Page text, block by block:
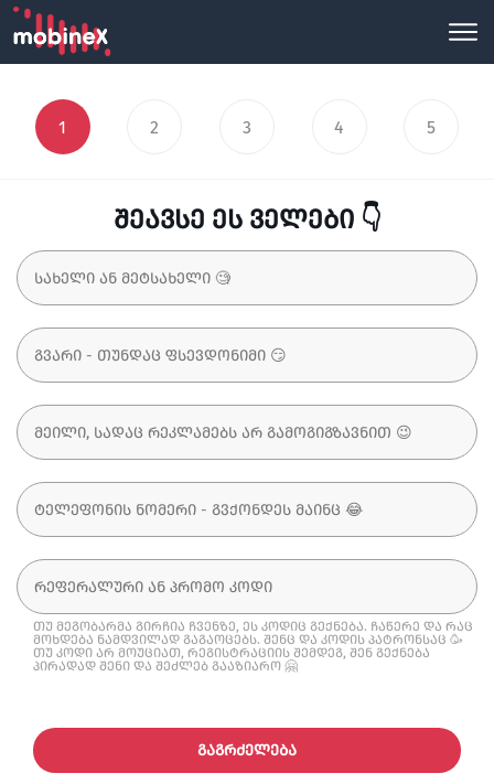
1 2 3 4 5
შეავსე ეს ველები 👇
თუ მეგობარმა გირჩია ჩვენზე, ეს კოდიც გექნება. ჩაწერე და რაც
მოხდება ნამდვილად გაგაოცებს. შენც და კოდის პატრონსაც 🥳
თუ კოდი არ მოუციათ, რეგისტრაციის შემდეგ, შენ გექნება
პირადად შენი და შეძლებ გააზიარო 🤗
ᲒᲐᲒᲠᲫᲔᲚᲔᲑᲐ